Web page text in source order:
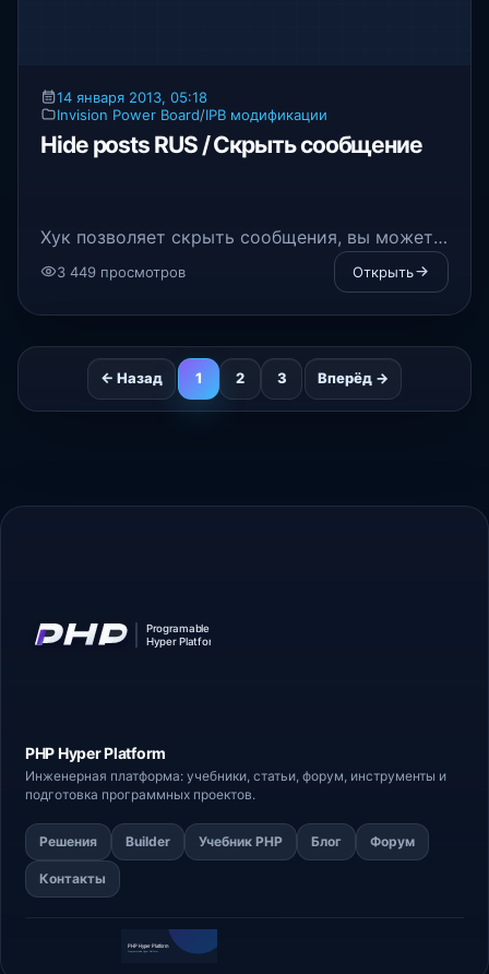
14 января 2013, 05:18
Invision Power Board/IPB модификации
Hide posts RUS / Скрыть сообщение
Хук позволяет скрыть сообщения, вы можете
скрыть как первое сообщение, так и все
сообщения. Дополнительно выбрать группы
которые не увидят сообщений.
3 449 просмотров Открыть
← Назад 1 2 3 Вперёд →
PHP HyperPlatform
Инженерная платформа: учебники, статьи, форум , инструменты и
подготовка программных проектов.
Решения Builder Учебник PHP Блог Форум
Контакты